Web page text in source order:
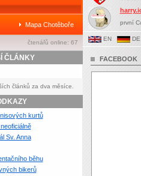
Mapa Chotěboře
čtenářů online: 67
ČLÁNKY
článků za dva měsíce.
kurtů
Sv. Anna
běhu
bikerů
první
EN DE
FACEBOOK